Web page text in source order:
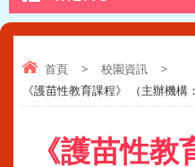
首頁 > 校園資訊
>
《護苗性教育課程》 （主辦機構
《護苗性